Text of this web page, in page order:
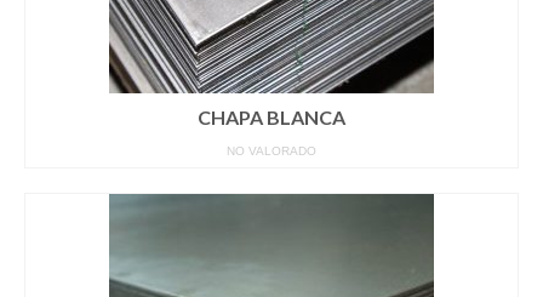
CHAPA BLANCA
NO VALORADO